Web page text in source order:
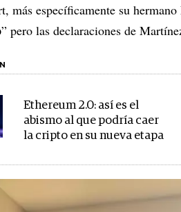
más específicamente su
” pero las declaraciones de
Ethereum 2.0: así es el
abismo al que podría caer
la cripto en su nueva etapa